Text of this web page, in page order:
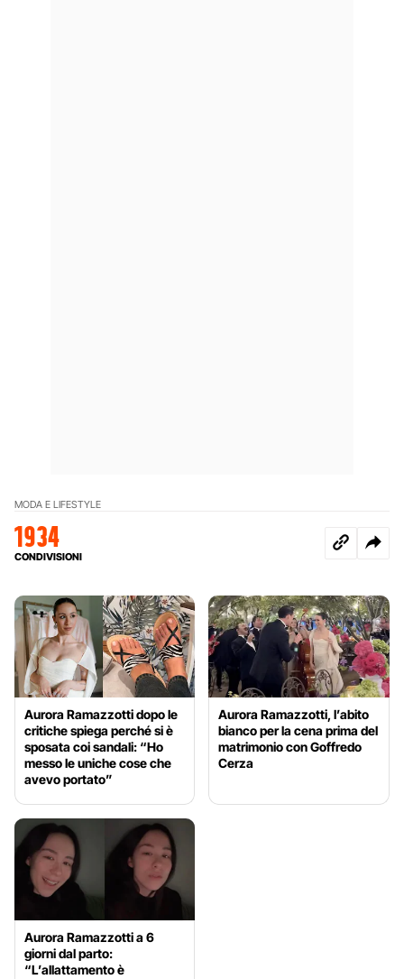
MODA E LIFESTYLE
1934
CONDIVISIONI
Aurora Ramazzotti dopo le
critiche spiega perché si è
sposata coi sandali: “Ho
messo le uniche cose che
avevo portato”
Aurora Ramazzotti, l’abito
bianco per la cena prima del
matrimonio con Goffredo
Cerza
Aurora Ramazzotti a 6
giorni dal parto:
“L’allattamento è